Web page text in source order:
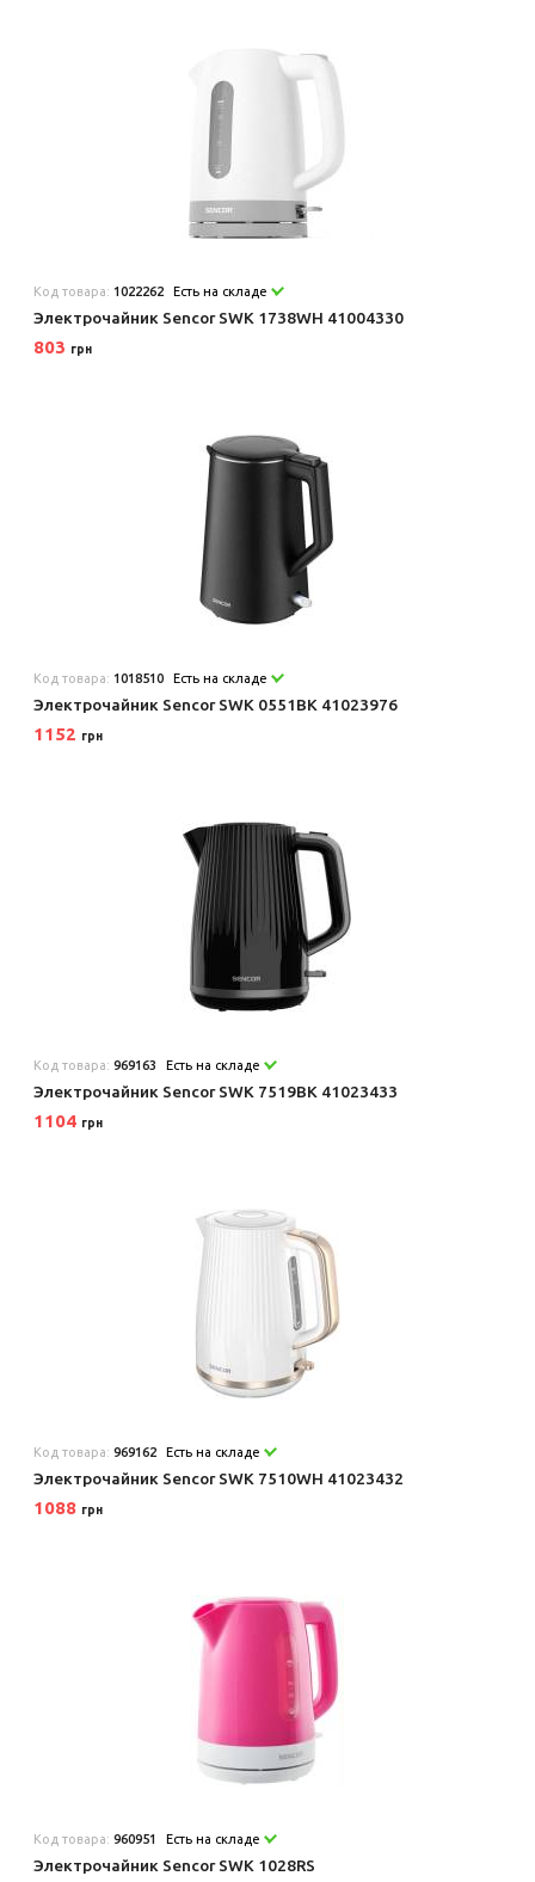
Код товара: 1022262 Есть на складе
Электрочайник Sencor SWK 1738WH 41004330
803 грн
Код товара: 1018510 Есть на складе
Электрочайник Sencor SWK 0551BK 41023976
1152 грн
Код товара:969163 Есть на складе
Электрочайник Sencor SWK 7519BK 41023433
1104 грн
Код товара:969162 Есть на складе
Электрочайник Sencor SWK 7510WH 41023432
1088 грн
Код товара:960951 Есть на складе
Электрочайник Sencor SWK 1028RS